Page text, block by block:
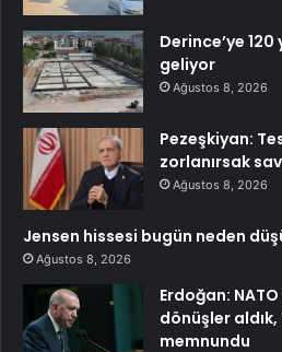
Derince’ye
geliyor
Ağustos 8, 2026
Pezeşkiyan:
zorlanırsak
Ağustos 8, 2026
Jensen hissesi bugün neden
Ağustos 8, 2026
Erdoğan:
dönüşler
memnundu